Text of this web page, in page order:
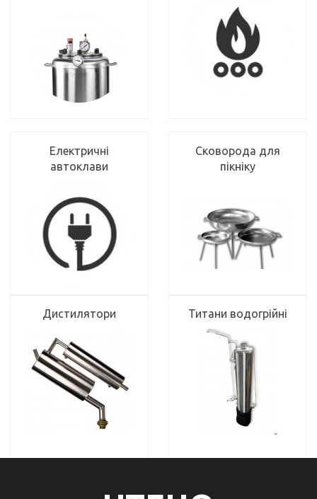
Електричні
автоклави
Сковорода для
пікніку
Дистилятори Титани водогрійні